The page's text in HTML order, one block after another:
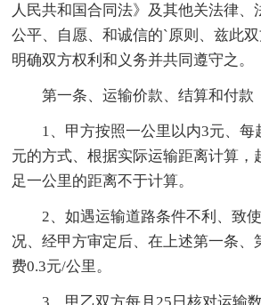
人民共和国合同法》及其他关法律、
公平、自愿、和诚信的`原则、兹此
明确双方权利和义务并共同遵守之。
第一条、运输价款、结算和付款
1、甲方按照一公里以内3元、每
元的方式、根据实际运输距离计算，
足一公里的距离不于计算。
2、如遇运输道路条件不利、致
况、经甲方审定后、在上述第一条、
费0.3元/公里。
3、甲乙双方每月25日核对运输